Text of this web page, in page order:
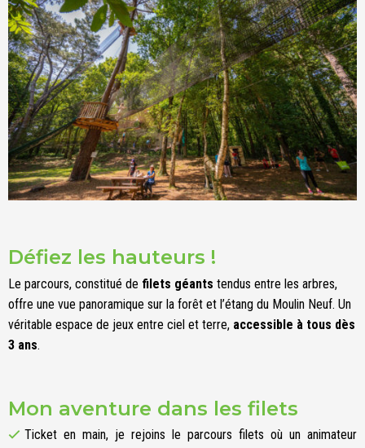
Défiez les hauteurs !
Le parcours, constitué de filets géants tendus entre les arbres,
offre une vue panoramique sur la forêt et l’étang du Moulin Neuf. Un
véritable espace de jeux entre ciel et terre, accessible à tous dès
3 ans.
Mon aventure dans les filets
Ticket en main, je rejoins le parcours filets où un animateur